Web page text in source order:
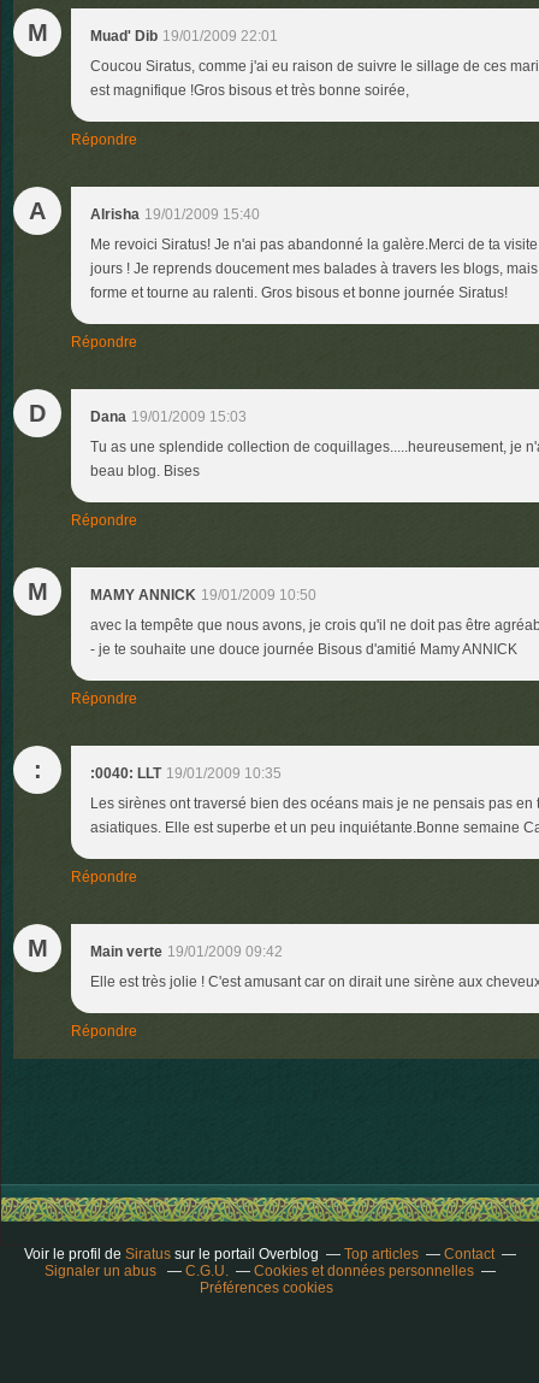
M Muad' Dib 19/01/2009 22:01
Coucou Siratus, comme j'ai eu raison de suivre le sillage de ces
est magnifique !Gros bisous et très bonne soirée,
Répondre
A Alrisha 19/01/2009 15:40
Me revoici Siratus! Je n'ai pas abandonné la galère.Merci de ta
jours ! Je reprends doucement mes balades à travers les blogs,
forme et tourne au ralenti. Gros bisous et bonne journée Siratus!
Répondre
D Dana 19/01/2009 15:03
Tu as une splendide collection de coquillages.....heureusement, je
beau blog. Bises
Répondre
M MAMY ANNICK 19/01/2009 10:50
avec la tempête que nous avons, je crois qu'il ne doit pas être
- je te souhaite une douce journée Bisous d'amitié Mamy ANNICK
Répondre
: :0040: LLT 19/01/2009 10:35
Les sirènes ont traversé bien des océans mais je ne pensais pas
asiatiques. Elle est superbe et un peu inquiétante.Bonne semaine
Répondre
M Main verte 19/01/2009 09:42
Elle est très jolie ! C'est amusant car on dirait une sirène aux
Répondre
Voir le profil de Siratussur le portail Overblog Top articles
Contact
Signaler un abus
C.G.U.
Cookies et données personnelles
Préférences cookies